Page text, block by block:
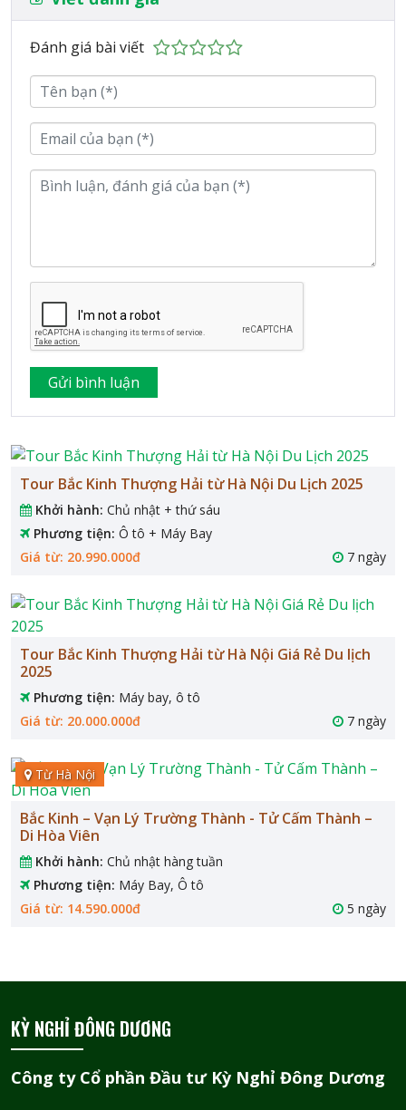
Đánh giá bài viết
Tour Bắc Kinh Thượng Hải từ Hà Nội Du Lịch 2025
Khởi hành: Chủ nhật + thứ sáu
Phương tiện: Ô tô + Máy Bay
Giá từ: 20.990.000đ
7 ngày
Tour Bắc Kinh Thượng Hải từ Hà Nội Giá Rẻ Du lịch
2025
Phương tiện: Máy bay, ô tô
Giá từ: 20.000.000đ
7 ngày
Từ Hà Nội
Bắc Kinh – Vạn Lý Trường Thành - Tử Cấm Thành –
Di Hòa Viên
Khởi hành: Chủ nhật hàng tuần
Phương tiện: Máy Bay, Ô tô
Giá từ: 14.590.000đ
5 ngày
KỲ NGHỈ ĐÔNG DƯƠNG
Công ty Cổ phần Đầu tư Kỳ Nghỉ Đông Dương